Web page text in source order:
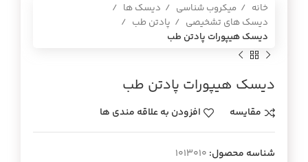
خانه میکروب شناسی
دیسک ها
دیسک های تشخیصی
پادتن طب
ديسك هيپورات پادتن طب
ديسك هيپورات پادتن طب
مقایسه افزودن به علاقه مندی ها
شناسه محصول: 1013010